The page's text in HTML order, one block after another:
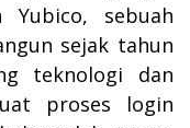
sebuah
sejak tahun
teknologi dan
proses login